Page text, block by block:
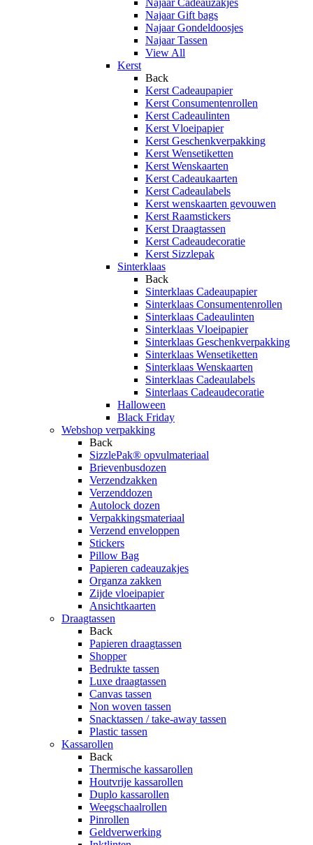
Najaar Cadeauzakjes
Najaar Gift bags
Najaar Gondeldoosjes
Najaar Tassen
View All
Kerst
Back
Kerst Cadeaupapier
Kerst Consumentenrollen
Kerst Cadeaulinten
Kerst Vloeipapier
Kerst Geschenkverpakking
Kerst Wensetiketten
Kerst Wenskaarten
Kerst Cadeaukaarten
Kerst Cadeaulabels
Kerst wenskaarten gevouwen
Kerst Raamstickers
Kerst Draagtassen
Kerst Cadeaudecoratie
Kerst Sizzlepak
Sinterklaas
Back
Sinterklaas Cadeaupapier
Sinterklaas Consumentenrollen
Sinterklaas Cadeaulinten
Sinterklaas Vloeipapier
Sinterklaas Geschenkverpakking
Sinterklaas Wensetiketten
Sinterklaas Wenskaarten
Sinterklaas Cadeaulabels
Sinterlaas Cadeaudecoratie
Halloween
Black Friday
Webshop verpakking
Back
SizzlePak® opvulmateriaal
Brievenbusdozen
Verzendzakken
Verzenddozen
Autolock dozen
Verpakkingsmateriaal
Verzend enveloppen
Stickers
Pillow Bag
Papieren cadeauzakjes
Organza zakken
Zijde vloeipapier
Ansichtkaarten
Draagtassen
Back
Papieren draagtassen
Shopper
Bedrukte tassen
Luxe draagtassen
Canvas tassen
Non woven tassen
Snacktassen / take-away tassen
Plastic tassen
Kassarollen
Back
Thermische kassarollen
Houtvrije kassarollen
Duplo kassarollen
Weegschaalrollen
Pinrollen
Geldverwerking